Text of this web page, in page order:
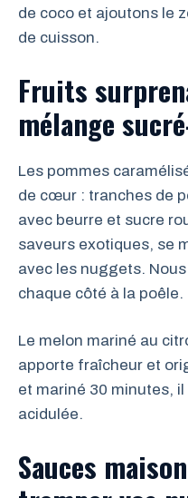
de coco et ajoutons le
de cuisson.
Fruits
mélange
Les pommes
de cœur : tranches de
avec beurre et sucre
saveurs exotiques, se
avec les nuggets.
chaque côté à la poêle.
Le melon mariné au
apporte fraîcheur et
et mariné 30 minutes,
acidulée.
Sauces